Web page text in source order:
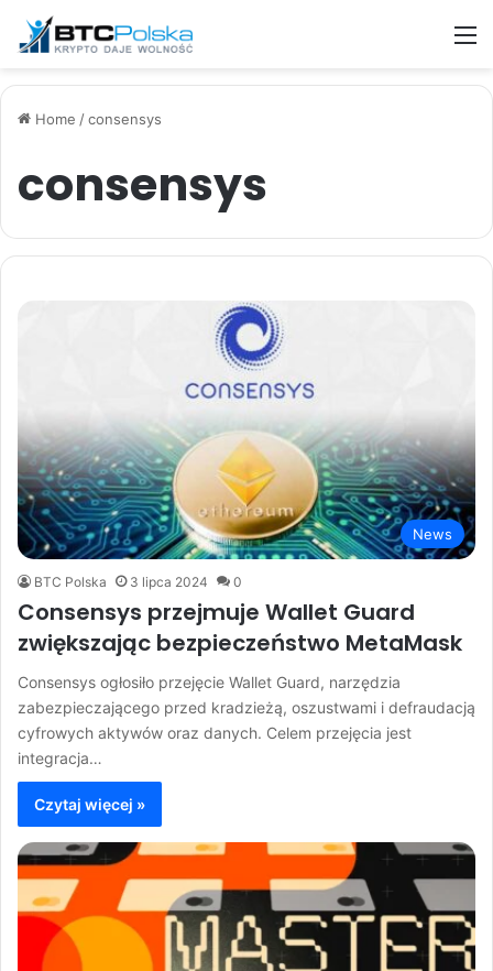
Home /consensys
consensys
News
BTC Polska 3 lipca 2024 0
Consensys przejmuje Wallet Guard
zwiększając bezpieczeństwo MetaMask
Consensys ogłosiło przejęcie Wallet Guard, narzędzia
zabezpieczającego przed kradzieżą, oszustwami i defraudacją
cyfrowych aktywów oraz danych. Celem przejęcia jest
integracja…
Czytaj więcej »